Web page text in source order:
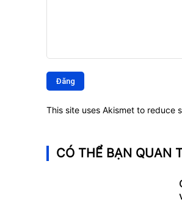
luận:
This site uses Akismet to reduce
CÓ THỂ BẠN QUAN